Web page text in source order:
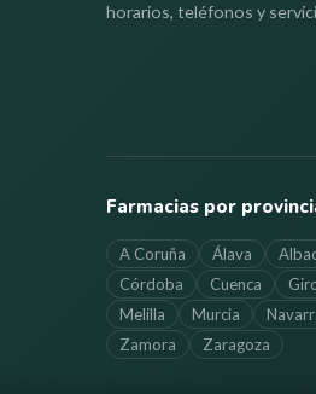
horarios, teléfonos y
Farmacias por
A Coruña Álava
Córdoba
Cuenca
Melilla
Murcia
Zamora
Zaragoza